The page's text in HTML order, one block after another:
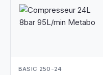
BASIC 250-24